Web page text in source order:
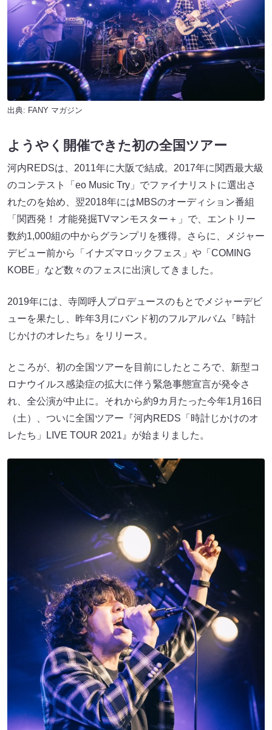
出典: FANY マガジン
ようやく開催できた初の全国ツアー
河内REDSは、2011年に大阪で結成。2017年に関西最大級
のコンテスト「eo Music Try」でファイナリストに選出さ
れたのを始め、翌2018年にはMBSのオーディション番組
「関西発！ 才能発掘TVマンモスター＋」で、エントリー
数約1,000組の中からグランプリを獲得。さらに、メジャー
デビュー前から「イナズマロックフェス」や「COMING
KOBE」など数々のフェスに出演してきました。
2019年には、寺岡呼人プロデュースのもとでメジャーデビ
ューを果たし、昨年3月にバンド初のフルアルバム『時計
じかけのオレたち』をリリース。
ところが、初の全国ツアーを目前にしたところで、新型コ
ロナウイルス感染症の拡大に伴う緊急事態宣言が発令さ
れ、全公演が中止に。それから約9カ月たった今年1月16日
（土）、ついに全国ツアー『河内REDS「時計じかけのオ
レたち」LIVE TOUR 2021』が始まりました。